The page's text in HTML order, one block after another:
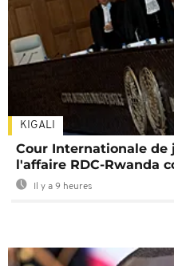
KIGALI
Cour Internationale de
l'affaire RDC-Rwanda
Il y a 9 heures